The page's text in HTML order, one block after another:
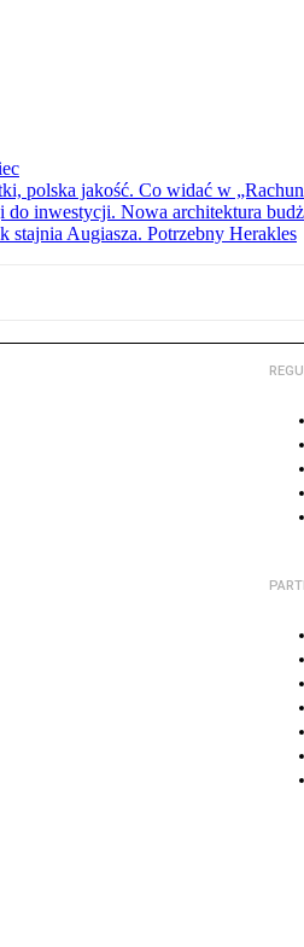
polska jakość. Co widać w
inwestycji. Nowa architektura
Augiasza. Potrzebny Herakles